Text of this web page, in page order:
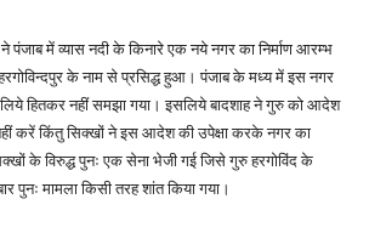
पंजाब में व्यास नदी के किनारे एक नये नगर का निर्माण आरम्भ
के नाम से प्रसिद्ध हुआ। पंजाब के मध्य में इस नगर
हितकर नहीं समझा गया। इसलिये बादशाह ने गुरु को आदेश
नहीं करें किंतु सिक्खों ने इस आदेश की उपेक्षा करके नगर का
के विरुद्ध पुनः एक सेना भेजी गई जिसे गुरु हरगोविंद के
पुनः मामला किसी तरह शांत किया गया।